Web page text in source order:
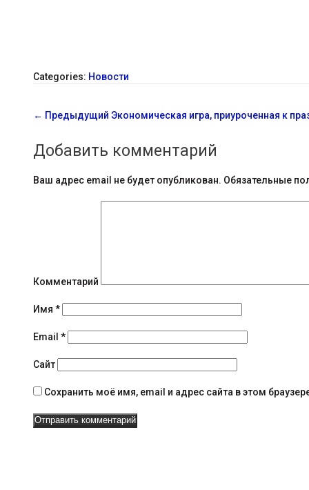
Categories: Новости
С
о
о
б
и
я
н
а
в
и
г
← Предыдущий Экономическая игра, приуроченная к
Добавить комментарий
Ваш адрес email не будет опубликован. Обязательные
Комментарий
Имя *
Email *
Сайт
Сохранить моё имя, email и адрес сайта в этом